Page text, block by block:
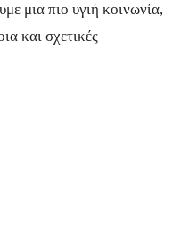
μια πιο υγιή κοινωνία,
και σχετικές